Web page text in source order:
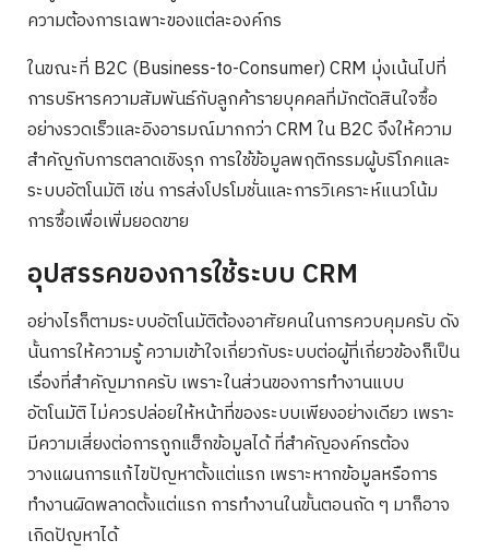
Search
for:
ความต้องการเฉพาะของแต่ละองค์กร
ในขณะที่ B2C (Business-to-Consumer) CRM มุ่งเน้นไปที่
การบริหารความสัมพันธ์กับลูกค้ารายบุคคลที่มักตัดสินใจซื้อ
อย่างรวดเร็วและอิงอารมณ์มากกว่า CRM ใน B2C จึงให้ความ
สำคัญกับการตลาดเชิงรุก การใช้ข้อมูลพฤติกรรมผู้บริโภคและ
ระบบอัตโนมัติ เช่น การส่งโปรโมชั่นและการวิเคราะห์แนวโน้ม
การซื้อเพื่อเพิ่มยอดขาย
อุปสรรคของการใช้ระบบ CRM
อย่างไรก็ตามระบบอัตโนมัติต้องอาศัยคนในการควบคุมครับ ดัง
นั้นการให้ความรู้ ความเข้าใจเกี่ยวกับระบบต่อผู้ที่เกี่ยวข้องก็เป็น
เรื่องที่สำคัญมากครับ เพราะในส่วนของการทำงานแบบ
อัตโนมัติ ไม่ควรปล่อยให้หน้าที่ของระบบเพียงอย่างเดียว เพราะ
มีความเสี่ยงต่อการถูกแฮ็กข้อมูลได้ ที่สำคัญองค์กรต้อง
วางแผนการแก้ไขปัญหาตั้งแต่แรก เพราะหากข้อมูลหรือการ
ทำงานผิดพลาดตั้งแต่แรก การทำงานในขั้นตอนถัด ๆ มาก็อาจ
เกิดปัญหาได้